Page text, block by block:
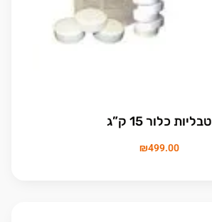
טבליות כלור 15 ק”ג
₪499.00